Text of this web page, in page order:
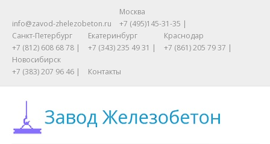
info@zavod-zhelezobeton.ru
Москва
+7 (495)145-31-35 |
Санкт-Петербург
+7 (812) 608 68 78 |
Екатеринбург
+7 (343) 235 49 31 |
Краснодар
+7 (861) 205 79 37 |
Новосибирск
+7 (383) 207 96 46 |
Контакты